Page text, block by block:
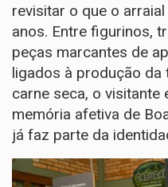
revisitar o que o
anos. Entre figurinos,
peças marcantes de
ligados à produção
carne seca, o
memória afetiva de
já faz parte da